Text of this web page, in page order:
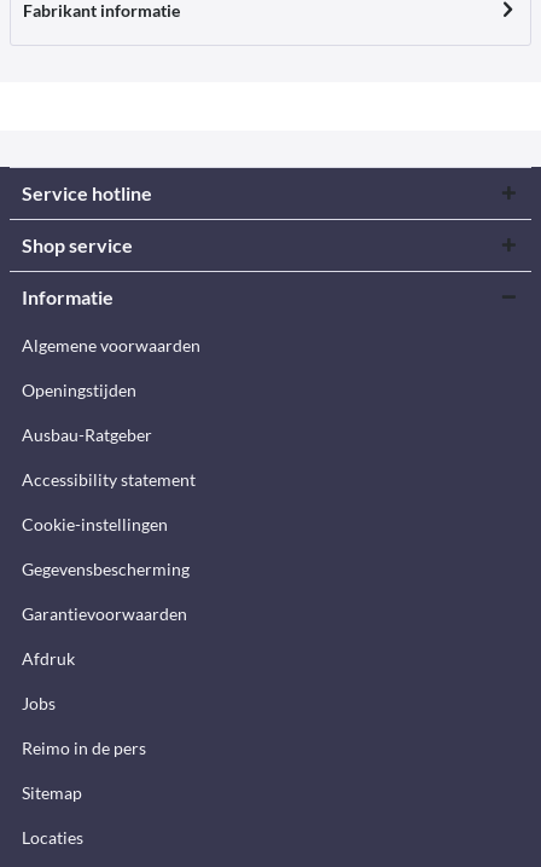
Fabrikant informatie
Service hotline
Shop service
Informatie
Algemene voorwaarden
Openingstijden
Ausbau-Ratgeber
Accessibility statement
Cookie-instellingen
Gegevensbescherming
Garantievoorwaarden
Afdruk
Jobs
Reimo in de pers
Sitemap
Locaties